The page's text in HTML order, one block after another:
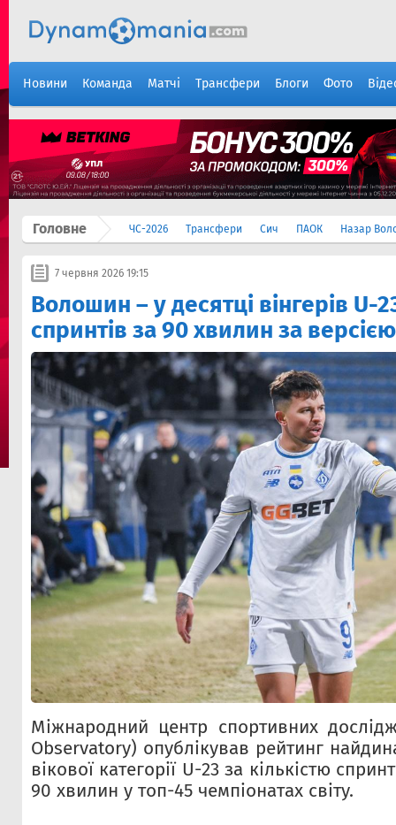
Новини Команда Матчі Трансфери Блоги Фото
Головне ЧС-2026 Трансфери Сич ПАОК Назар
7 червня 2026 19:15
Волошин – у десятці вінгерів U-
спринтів за 90 хвилин за
Міжнародний центр спортивних
Observatory) опублікував рейтинг
вікової категорії U-23 за кількістю
90 хвилин у топ-45 чемпіонатах світу.